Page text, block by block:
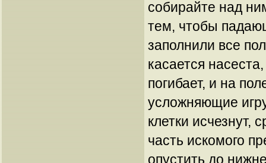
собирайте над
тем, чтобы
заполнили все
касается
погибает, и на
усложняющие
клетки исчезнут,
часть искомого
опустить до